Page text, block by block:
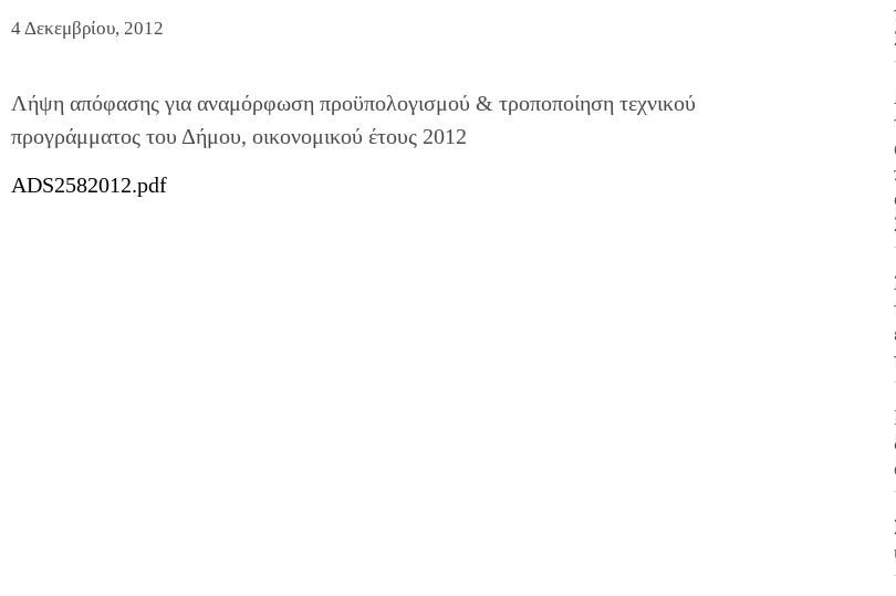
4 Δεκεμβρίου, 2012
Λήψη απόφασης για αναμόρφωση προϋπολογισμού & τροποποίηση τεχνικού
προγράμματος του Δήμου, οικονομικού έτους 2012
ADS2582012.pdf